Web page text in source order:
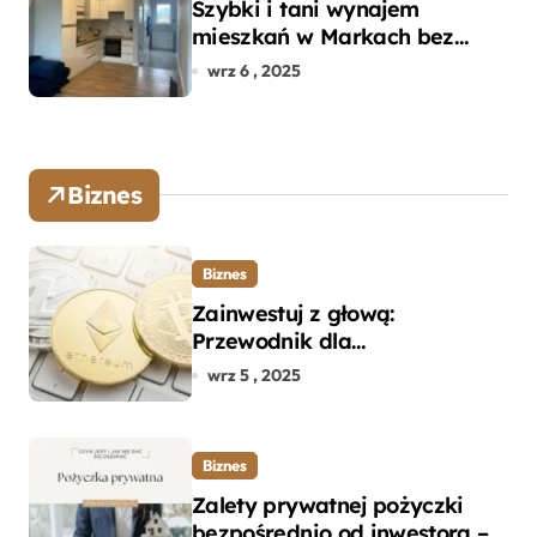
Szybki i tani wynajem
mieszkań w Markach bez
pośredników
wrz 6 , 2025
Biznes
Biznes
Zainwestuj z głową:
Przewodnik dla
początkujących w zakupie
wrz 5 , 2025
Biznes
Zalety prywatnej pożyczki